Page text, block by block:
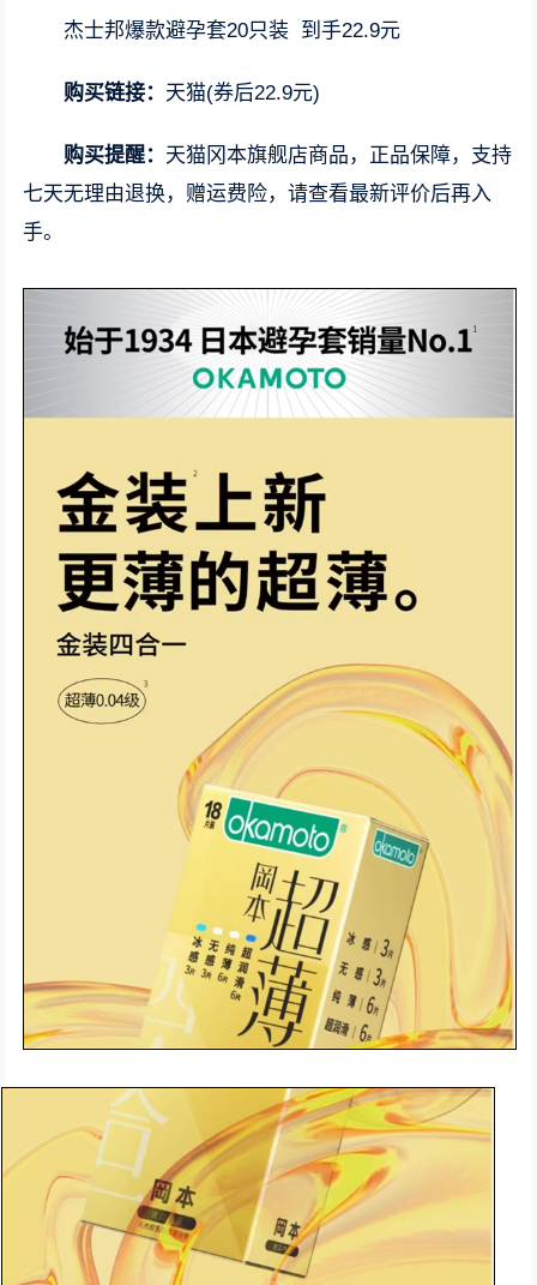
杰士邦爆款避孕套20只装 到手22.9元
购买链接： 天猫(券后22.9元)
购买提醒： 天猫冈本旗舰店商品，正品保障，支持
七天无理由退换，赠运费险，请查看最新评价后再入
手。